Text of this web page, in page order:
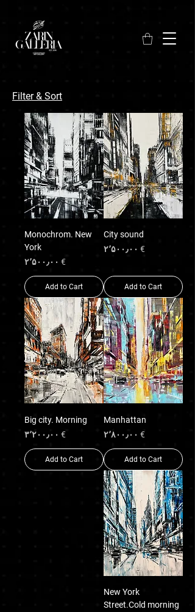
Filter & Sort
City sound
Price
€ ۲٬۵۰۰٫۰۰
Add to Cart
Monochrom. New
York
Price
€ ۲٬۵۰۰٫۰۰
Add to Cart
Manhattan
Price
€ ۲٬۸۰۰٫۰۰
Add to Cart
Big city. Morning
Price
€ ۳٬۲۰۰٫۰۰
Add to Cart
New York
Street.Cold morning